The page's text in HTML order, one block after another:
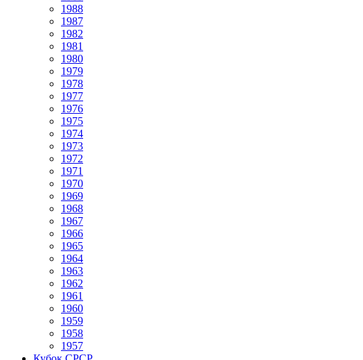
1988
1987
1982
1981
1980
1979
1978
1977
1976
1975
1974
1973
1972
1971
1970
1969
1968
1967
1966
1965
1964
1963
1962
1961
1960
1959
1958
1957